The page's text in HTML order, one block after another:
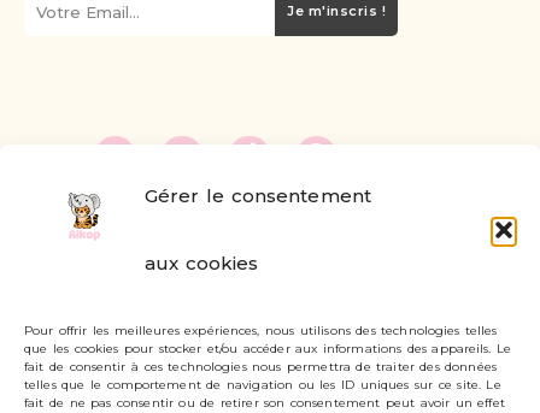
Gérer le consentement
aux cookies
Pour offrir les meilleures expériences, nous utilisons des technologies telles
que les cookies pour stocker et/ou accéder aux informations des appareils. Le
fait de consentir à ces technologies nous permettra de traiter des données
telles que le comportement de navigation ou les ID uniques sur ce site. Le
fait de ne pas consentir ou de retirer son consentement peut avoir un effet
Je m'inscris !
Livraisons et retours
Mon compte